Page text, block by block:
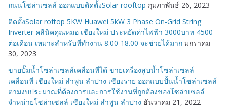
ถนนโซล่าเซลล์ ออกแบบติดตั้งSolar rooftop กุมภาพันธ์ 26, 2023
ติดตั้งSolar roftop 5KW Huawei 5kW 3 Phase On-Grid String
Inverter คลีนิคคุณหมอ เชียงใหม่ ประหยัดค่าไฟฟ้า 3000บาท-4500
ต่อเดือน เหมาะสำหรับที่ทำงาน 8.00-18.00 จะช่วยได้มาก มกราคม
30, 2023
ขายปั๊มน้ำโซล่าเซลล์เคลื่อนที่ได้ ขายเครื่องสูบน้ำโซล่าเซลล์
เคลื่อนที่ เชียงใหม่ ลำพูน ลำปาง เชียงราย ออกแบบปั้นน้ำโซล่าเซลล์
ตามงบประมาณที่ต้องการและการใช้งานที่ถูกต้องของโซล่าเซลล์
จำหน่ายโซล่าเซลล์ เชียงใหม่ ลำพูน ลำปาง ธันวาคม 21, 2022